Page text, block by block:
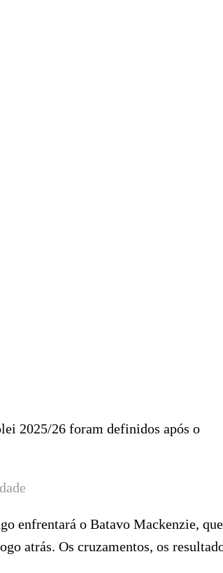
2025/26 foram definidos após o
enfrentará o Batavo Mackenzie, que
atrás. Os cruzamentos, os